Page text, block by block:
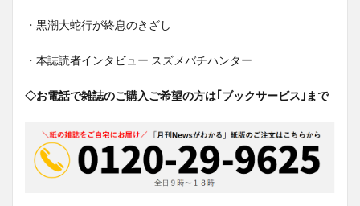
・黒潮大蛇行が終息のきざし
・本誌読者インタビュー スズメバチハンター
◇お電話で雑誌のご購入ご希望の方は｢ブックサービス｣まで